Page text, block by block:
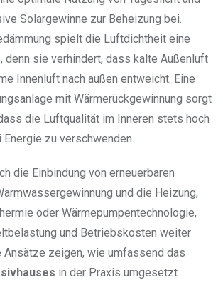
Solargewinne zur Beheizung bei.
spielt die Luftdichtheit eine
denn sie verhindert, dass kalte Außenluft
Innenluft nach außen entweicht. Eine
mit Wärmerückgewinnung sorgt
die Luftqualität im Inneren stets hoch
zu verschwenden.
die Einbindung von erneuerbaren
und die Heizung,
oder Wärmepumpentechnologie,
und Betriebskosten weiter
Ansätze zeigen, wie umfassend das
in der Praxis umgesetzt